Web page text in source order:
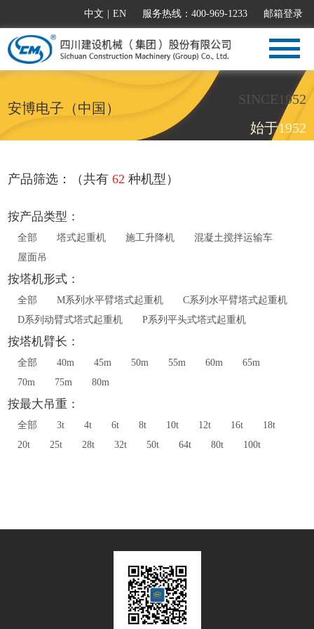
中文 EN 服务热线：400-969-1233 邮箱登录
安博电子（中国）
SINCE1952
始于1952
产品筛选：（共有62 种机型）
按产品类型：
全部 塔式起重机 施工升降机
混凝土搅拌运输车
屋面吊
按塔机形式：
全部 M系列水平臂塔式起重机
C系列水平臂塔式起重机
D系列动臂式塔式起重机
P系列平头式塔式起重机
按塔机臂长：
全部 40m 45m 50m 55m 60m
65m
70m
75m 80m
按最大吊重：
全部 3t 4t 6t 8t 10t 12t 16t
18t
20t
25t 28t 32t 50t 64t 80t 100t